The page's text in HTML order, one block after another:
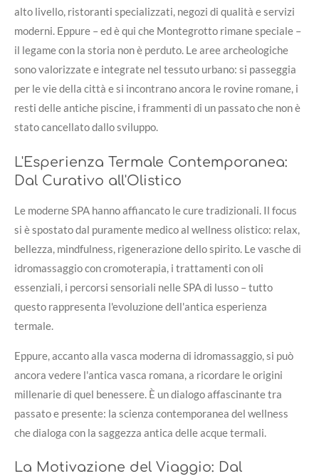
alto livello, ristoranti specializzati, negozi di qualità e servizi
moderni. Eppure – ed è qui che Montegrotto rimane speciale –
il legame con la storia non è perduto. Le aree archeologiche
sono valorizzate e integrate nel tessuto urbano: si passeggia
per le vie della città e si incontrano ancora le rovine romane, i
resti delle antiche piscine, i frammenti di un passato che non è
stato cancellato dallo sviluppo.
L'Esperienza Termale Contemporanea:
Dal Curativo all'Olistico
Le moderne SPA hanno affiancato le cure tradizionali. Il focus
si è spostato dal puramente medico al wellness olistico: relax,
bellezza, mindfulness, rigenerazione dello spirito. Le vasche di
idromassaggio con cromoterapia, i trattamenti con oli
essenziali, i percorsi sensoriali nelle SPA di lusso – tutto
questo rappresenta l'evoluzione dell'antica esperienza
termale.
Eppure, accanto alla vasca moderna di idromassaggio, si può
ancora vedere l'antica vasca romana, a ricordare le origini
millenarie di quel benessere. È un dialogo affascinante tra
passato e presente: la scienza contemporanea del wellness
che dialoga con la saggezza antica delle acque termali.
La Motivazione del Viaggio: Dal